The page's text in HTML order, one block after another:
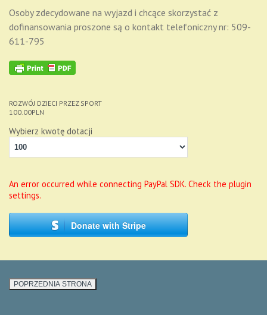
Osoby zdecydowane na wyjazd i chcące skorzystać z
dofinansowania proszone są o kontakt telefoniczny nr: 509-
611-795
ROZWÓJ DZIECI PRZEZ SPORT
100.00PLN
Wybierz kwotę dotacji
An error occurred while connecting PayPal SDK. Check the plugin
settings.
Donate with Stripe